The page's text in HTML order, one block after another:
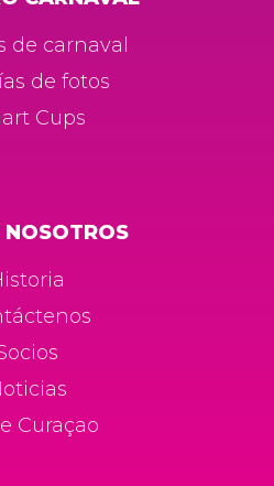
de carnaval
de fotos
Cups
NOSOTROS
Curaçao